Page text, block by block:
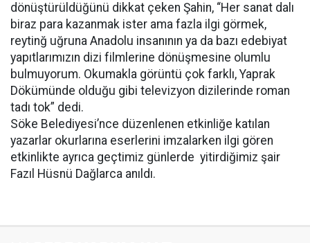
dönüştürüldüğünü dikkat çeken Şahin, “Her sanat dalı
biraz para kazanmak ister ama fazla ilgi görmek,
reytinğ uğruna Anadolu insanının ya da bazı edebiyat
yapıtlarımızın dizi filmlerine dönüşmesine olumlu
bulmuyorum. Okumakla görüntü çok farklı, Yaprak
Dökümünde olduğu gibi televizyon dizilerinde roman
tadı tok” dedi.
Söke Belediyesi’nce düzenlenen etkinliğe katılan
yazarlar okurlarına eserlerini imzalarken ilgi gören
etkinlikte ayrıca geçtimiz günlerde yitirdiğimiz şair
Fazıl Hüsnü Dağlarca anıldı.